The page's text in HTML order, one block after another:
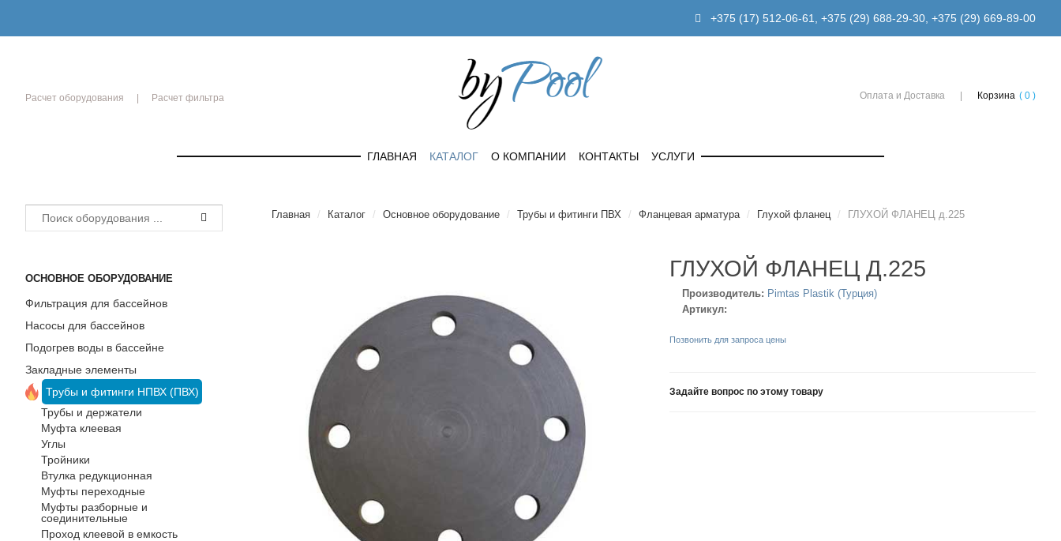
+375 (17) 512-06-61 +375 (29) 688-29-30 +375 (29) 669-89-00
Расчет оборудования Расчет фильтра Оплата и Доставка Корзина ( 0 )
ГЛАВНАЯ КАТАЛОГ О КОМПАНИИ КОНТАКТЫ УСЛУГИ
Главная / Каталог / Основное оборудование / Трубы и фитинги ПВХ / Фланцевая арматура / Глухой фланец / ГЛУХОЙ ФЛАНЕЦ д.225
ГЛУХОЙ ФЛАНЕЦ Д.225
Производитель: Pimtas Plastik (Турция)
Артикул:
Позвонить для запроса цены
Задайте вопрос по этому товару
ОСНОВНОЕ ОБОРУДОВАНИЕ
Фильтрация для бассейнов
Насосы для бассейнов
Подогрев воды в бассейне
Закладные элементы
Трубы и фитинги НПВХ (ПВХ)
Трубы и держатели
Муфта клеевая
Углы
Тройники
Втулка редукционная
Муфты переходные
Муфты разборные и
соединительные
Проход клеевой в емкость